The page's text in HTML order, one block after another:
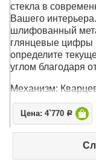
Механизм:
Корпус: Стекло,
Размер: 49 х 49 х
стекла в
Вашего
шлифованный
глянцевые цифры
определите
углом благодаря
Механизм:
Корпус: Стекло,
Размер: 35 х 35 см
Цена: 4`770 Р